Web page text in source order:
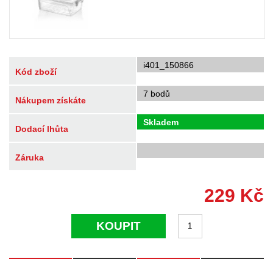
Kód zboží
i401_150866
Nákupem získáte
7 bodů
Dodací lhůta
Skladem
Záruka
229 Kč
KOUPIT